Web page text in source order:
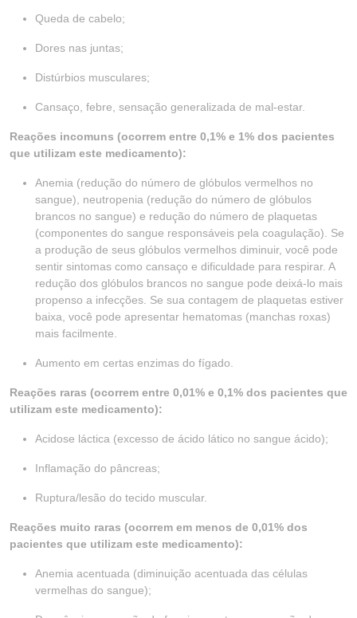
Queda de cabelo;
Dores nas juntas;
Distúrbios musculares;
Cansaço, febre, sensação generalizada de mal-estar.
Reações incomuns (ocorrem entre 0,1% e 1% dos pacientes
que utilizam este medicamento):
Anemia (redução do número de glóbulos vermelhos no
sangue), neutropenia (redução do número de glóbulos
brancos no sangue) e redução do número de plaquetas
(componentes do sangue responsáveis pela coagulação). Se
a produção de seus glóbulos vermelhos diminuir, você pode
sentir sintomas como cansaço e dificuldade para respirar. A
redução dos glóbulos brancos no sangue pode deixá-lo mais
propenso a infecções. Se sua contagem de plaquetas estiver
baixa, você pode apresentar hematomas (manchas roxas)
mais facilmente.
Aumento em certas enzimas do fígado.
Reações raras (ocorrem entre 0,01% e 0,1% dos pacientes que
utilizam este medicamento):
Acidose láctica (excesso de ácido lático no sangue ácido);
Inflamação do pâncreas;
Ruptura/lesão do tecido muscular.
Reações muito raras (ocorrem em menos de 0,01% dos
pacientes que utilizam este medicamento):
Anemia acentuada (diminuição acentuada das células
vermelhas do sangue);